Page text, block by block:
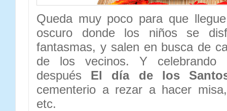
Queda muy poco para que
oscuro donde los niños se
fantasmas, y salen en busca de
de los vecinos. Y celebrando
después El día de los
cementerio a rezar a hacer
etc.